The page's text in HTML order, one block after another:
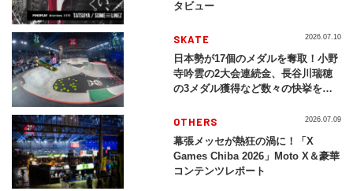
タビュー
SKATE
日本勢が17個のメダルを奪取！小野
寺吟雲の2大会連続金、長谷川瑞穂
の3メダル獲得など数々の快挙をプ
2026」
2026.07.10
OTHERS
幕張メッセが熱狂の渦に！「X
Games Chiba 2026」Moto X＆豪華
コンテンツレポート
2026.07.09